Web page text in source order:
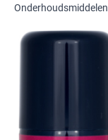
Onderhoudsmiddelen